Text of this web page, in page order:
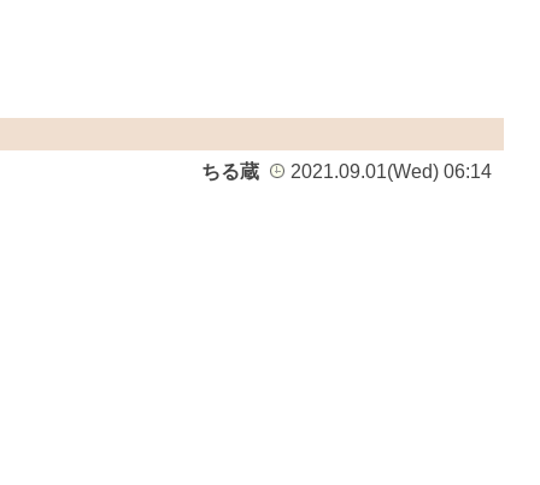
ちる蔵
2021.09.01(Wed) 06:14